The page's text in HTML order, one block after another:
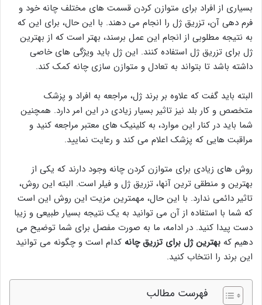
بسیاری از افراد برای متوازن کردن قسمت های مختلف چانه خود و
فرم دهی آن، تزریق ژل را انجام می دهند. با این حال، برای این که
به نتیجه مطلوبی از انجام این عمل برسند، بهتر است که از بهترین
ژل برای تزریق ژل استفاده کنند. این ژل باید ویژگی های خاصی
داشته باشد تا بتواند به تعادل و متوازن سازی چانه کمک کند.
البته باید گفت که علاوه بر برند ژل، مراجعه به افراد و پزشک
متخصص و کار بلد نیز تاثیر بسیار زیادی در این امر دارد. همچنین
شما باید در کنار این موارد، به کلینیک های معتبر مراجعه کنید و
مراقبت هایی که پزشک اعلام می کند و رعایت نمایید.
روش های زیادی برای متوازن کردن چانه وجود دارند که یکی از
بهترین و منطقی ترین آنها، تزریق ژل و فیلر است. البته این روش،
تاثیر دائمی ندارد. با این حال، مهمترین مزیت این روش این است
که شما با استفاده از آن می توانید به یک نتیجه بسیار طبیعی و زیبا
دست پیدا کنید. در ادامه، ما به صورت مفصل برای شما توضیح می
دهیم که بهترین ژل برای تزریق چانه کدام است و چگونه می توانید
این برند را انتخاب کنید.
فهرست مطالب